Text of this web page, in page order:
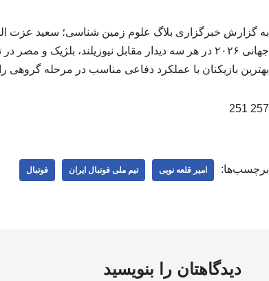
به گزارش خبرگزاری بلاگ علوم زمین شناسی؛ سعید عزت
جهانی ۲۰۲۶ در هر سه دیدار مقابل نیوزیلند،
بهترین بازیکنان با عملکرد دفاعی مناسب در مرحله گروهی
257 251
برچسب‌ها: امیر قلعه نویی تیم ملی فوتبال ایران فوتبال
دیدگاهتان را بنویسید